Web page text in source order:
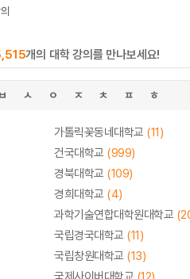
개의 대학 강의를 만나보세요!
ㅂ ㅅ ㅇ ㅈ ㅊ ㅍ ㅎ
가톨릭꽃동네대학교 (11)
건국대학교 (999)
경북대학교 (109)
경희대학교 (4)
과학기술연합대학원대학교
국립경국대학교 (11)
국립창원대학교 (13)